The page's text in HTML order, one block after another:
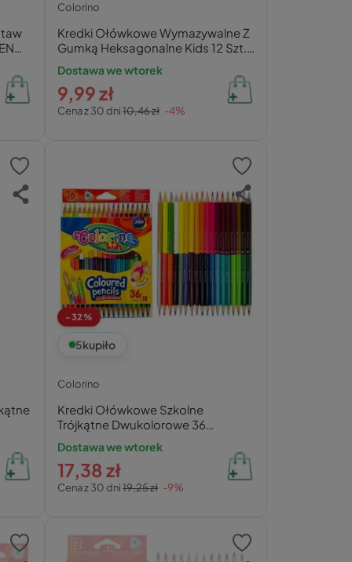
Colorino
Kredki Ołówkowe Wymazywalne Z
Gumką Heksagonalne Kids 12 Szt.
Colorino
Dostawa we wtorek
Cena z 30 dni10,46 zł -4%
9,99 zł
-32%
5kupiło
Colorino
Kredki Ołówkowe Szkolne
Trójkątne Dwukolorowe 36
Kolorów Colorino 68512
Dostawa we wtorek
Cena z 30 dni19,25 zł -9%
17,38 zł